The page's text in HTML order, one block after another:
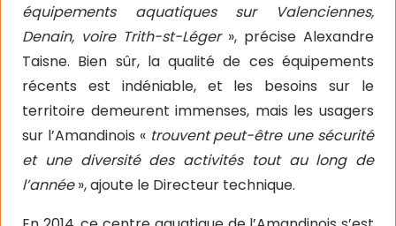
équipements aquatiques sur Valenciennes,
Denain, voire Trith-st-Léger», précise Alexandre
Taisne. Bien sûr, la qualité de ces équipements
récents est indéniable, et les besoins sur le
territoire demeurent immenses, mais les usagers
sur l’Amandinois «trouvent peut-être une sécurité
et une diversité des activités tout au long de
l’année», ajoute le Directeur technique.